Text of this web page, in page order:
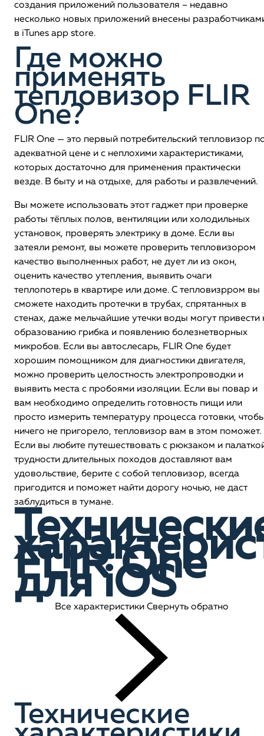
создания приложений пользователя – недавно
несколько новых приложений внесены
в iTunes app store.
Где можно
применять
тепловизор FLIR
One?
FLIR One — это первый потребительский тепловизор
адекватной цене и с неплохими характеристиками,
которых достаточно для применения практически
везде. В быту и на отдыхе, для работы и развлечений.
Вы можете использовать этот гаджет при проверке
работы тёплых полов, вентиляции или холодильных
установок, проверять электрику в доме. Если вы
затеяли ремонт, вы можете проверить тепловизором
качество выполненных работ, не дует ли из окон,
оценить качество утепления, выявить очаги
теплопотерь в квартире или доме. С тепловизрром вы
сможете находить протечки в трубах, спрятанных в
стенах, даже мельчайшие утечки воды могут привести
образованию грибка и появлению болезнетворных
микробов. Если вы автослесарь, FLIR One будет
хорошим помощником для диагностики двигателя,
можно проверить целостность электропроводки и
выявить места с пробоями изоляции. Если вы повар и
вам необходимо определить готовность пищи или
просто измерить температуру процесса готовки,
ничего не пригорело, тепловизор вам в этом поможет.
Если вы любите путешествовать с рюкзаком и
трудности длительных походов доставляют вам
удовольствие, берите с собой тепловизор, всегда
пригодится и поможет найти дорогу ночью, не даст
заблудиться в тумане.
FLIR One
для iOS
Все характеристики Свернуть обратно
Технические